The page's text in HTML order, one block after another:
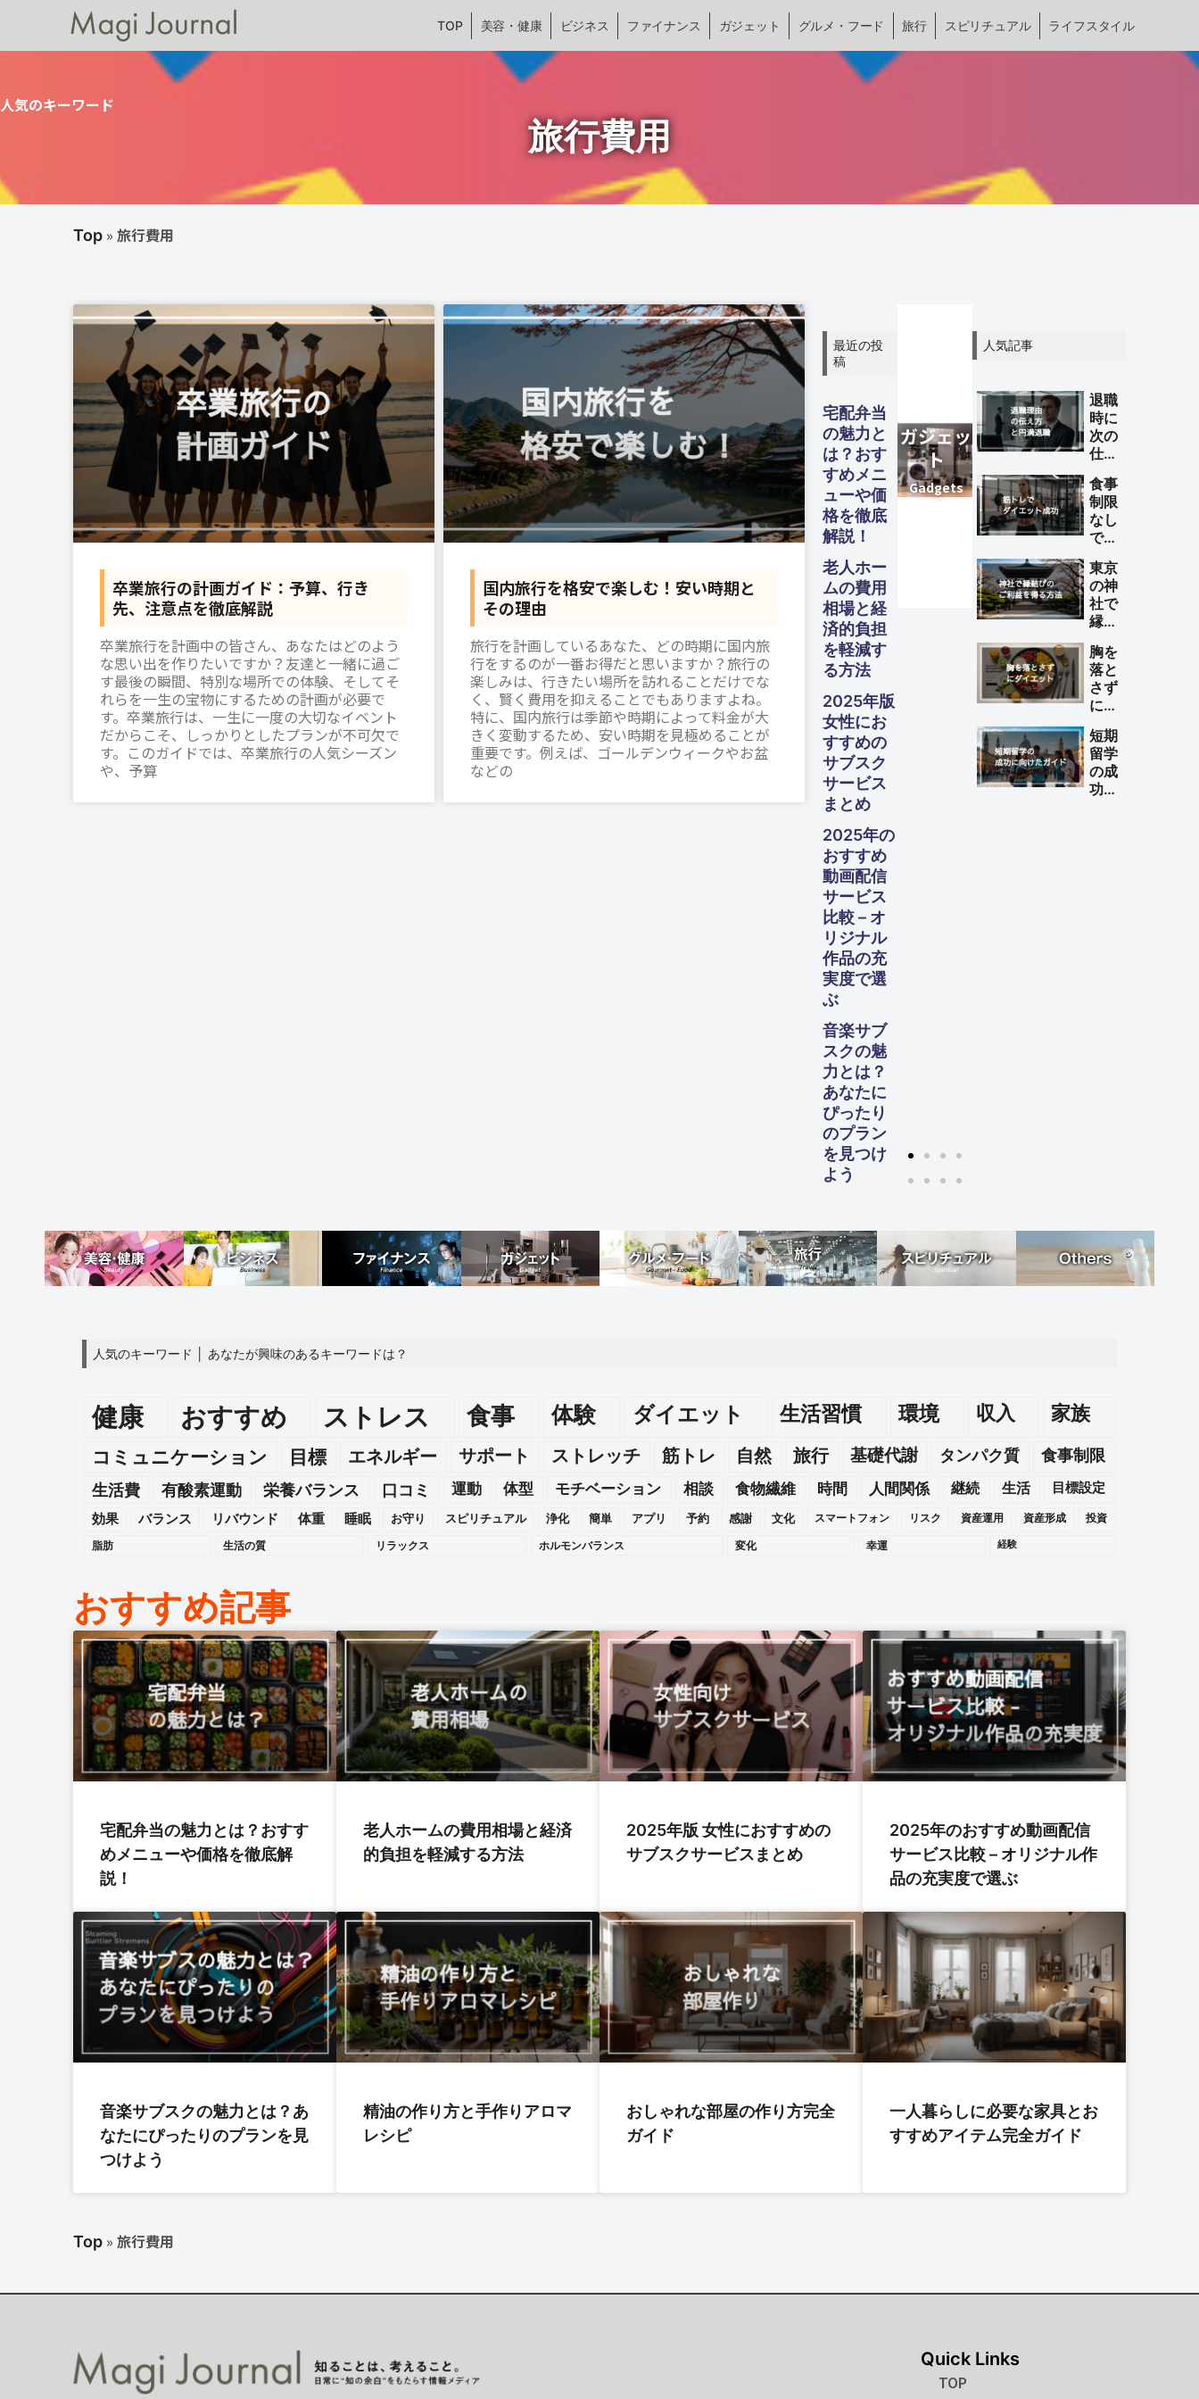
TOP 美容・健康 ビジネス ファイナンス ガジェット グルメ・フード 旅行 スピリチュアル ライフスタイル
人気のキーワード
旅行費用
Top » 旅行費用
卒業旅行の計画ガイド：予算、行き
先、注意点を徹底解説
卒業旅行を計画中の皆さん、あなたはどのよう
な思い出を作りたいですか？友達と一緒に過ご
す最後の瞬間、特別な場所での体験、そしてそ
れらを一生の宝物にするための計画が必要で
す。卒業旅行は、一生に一度の大切なイベント
だからこそ、しっかりとしたプランが不可欠で
す。このガイドでは、卒業旅行の人気シーズン
や、予算
国内旅行を格安で楽しむ！安い時期と
その理由
旅行を計画しているあなた、どの時期に国内旅
行をするのが一番お得だと思いますか？旅行の
楽しみは、行きたい場所を訪れることだけでな
く、賢く費用を抑えることでもありますよね。
特に、国内旅行は季節や時期によって料金が大
きく変動するため、安い時期を見極めることが
重要です。例えば、ゴールデンウィークやお盆
などの
最近の投
稿
宅配弁当
の魅力と
は？おす
すめメニ
ューや価
格を徹底
解説！
老人ホー
ムの費用
相場と経
済的負担
を軽減す
る方法
2025年版
女性にお
すすめの
サブスク
サービス
まとめ
2025年の
おすすめ
動画配信
サービス
比較 – オ
リジナル
作品の充
実度で選
ぶ
音楽サブ
スクの魅
力とは？
あなたに
ぴったり
のプラン
を見つけ
よう
人気記事
退職
時に
次の
仕事
まっ
てい
ない
理由
の伝
え方
と円
満退
職の
ため
のポ
イン
ト
食事
制限
なし
で筋
によ
るダ
イエ
ット
を成
功さ
せる
方法
東京
の神
社で
縁結
ご利
益を
得る
方法
胸を
落と
さず
にダ
ット
する
方法
短期
留学
の成
功に
人気のキーワード │ あなたが興味のあるキーワードは？
健康 おすすめ ストレス 食事 体験 ダイエット 生活習慣 環境 収入 家族
コミュニケーション 目標 エネルギー サポート ストレッチ 筋トレ 自然 旅行 基礎代謝 タンパク質
食事制限
生活費
有酸素運動 栄養バランス 口コミ 運動 体型 モチベーション 相談 食物繊維 時間 人間関係 継続 生活
目標設定
効果
バランス リバウンド 体重 睡眠 お守り スピリチュアル 浄化 簡単 アプリ 予約 感謝 文化 スマートフォン リスク 資産運用 資産形成 投資
脂肪 生活の質 リラックス ホルモンバランス 変化 幸運 経験
おすすめ記事
宅配弁当の魅力とは？おすす
めメニューや価格を徹底解
説！
老人ホームの費用相場と経済
的負担を軽減する方法
2025年版 女性におすすめの
サブスクサービスまとめ
2025年のおすすめ動画配信
サービス比較 – オリジナル作
品の充実度で選ぶ
音楽サブスクの魅力とは？あ
なたにぴったりのプランを見
つけよう
精油の作り方と手作りアロマ
レシピ
おしゃれな部屋の作り方完全
ガイド
一人暮らしに必要な家具とお
すすめアイテム完全ガイド
Top » 旅行費用
Quick Links
TOP